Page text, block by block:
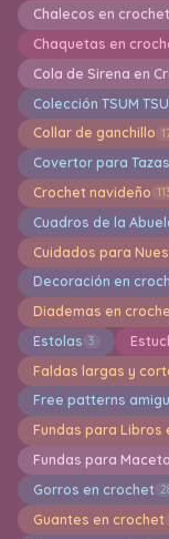
Chalecos en crochet
Chaquetas en
Cola de Sirena en
Colección TSUM
Collar de ganchillo
Covertor para
Crochet navideño
Cuadros de la
Cuidados para
Decoración en
Diademas en
Estolas 3
Faldas largas y
Free patterns
Fundas para Libros
Fundas para
Gorros en crochet
Guantes en crochet